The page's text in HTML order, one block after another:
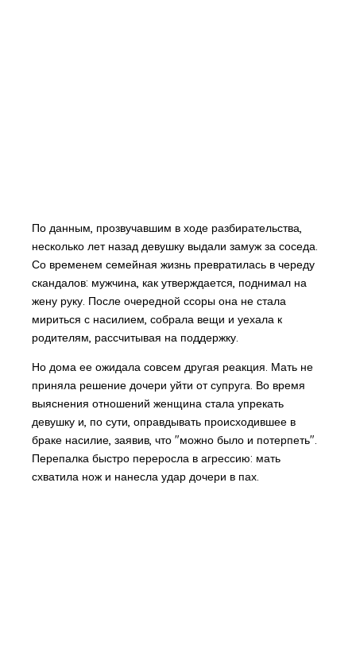
По данным, прозвучавшим в ходе разбирательства,
несколько лет назад девушку выдали замуж за соседа.
Со временем семейная жизнь превратилась в череду
скандалов: мужчина, как утверждается, поднимал на
жену руку. После очередной ссоры она не стала
мириться с насилием, собрала вещи и уехала к
родителям, рассчитывая на поддержку.
Но дома ее ожидала совсем другая реакция. Мать не
приняла решение дочери уйти от супруга. Во время
выяснения отношений женщина стала упрекать
девушку и, по сути, оправдывать происходившее в
браке насилие, заявив, что "можно было и потерпеть".
Перепалка быстро переросла в агрессию: мать
схватила нож и нанесла удар дочери в пах.